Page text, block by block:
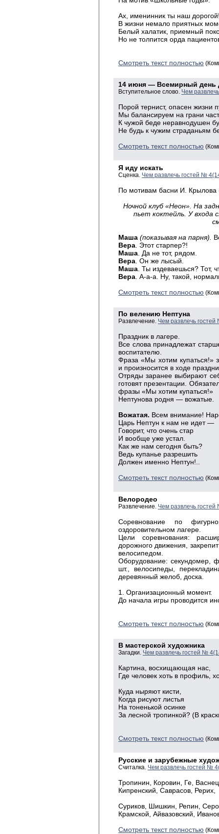
Ах, именинник ты наш
В жизни немало приятных
Белый халатик, приемный
Но не толпится орда
Смотреть текст полностью
14 июня — Всемирный день
Вступительное слово. Чем
Порой тернист, опасен жизни
Мы балансируем на грани
К чужой беде неравнодушен
Не будь к чужим страданьям
Смотреть текст полностью
Я иду искать
Сценка. Чем развлечь гостей №
По мотивам басни И. Крылова
Ночной клуб «Неон». На
пьет коктейль. У входа
Маша (показывая на парня).
Вера . Этот старпер?!
Маша . Да не тот, рядом.
Вера . Он же лысый.
Маша . Ты издеваешься? Тот,
Вера . А-а-а. Ну, такой,
Смотреть текст полностью
По велению Нептуна
Развлечение. Чем развлечь
Праздник в лагере.
Все слова принадлежат
воспитателю.
Фраза «Мы хотим купаться!»
и произносится в ходе
Отряды заранее выбирают
готовят презентации.
фразы «Мы хотим купаться!»
Нептунова родня — вожатые.
Вожатая. Всем внимание!
Царь Нептун к нам не идет —
Говорит, что очень стар
И вообще уже устал.
Как же нам сегодня быть?
Ведь купанье разрешить
Должен именно Нептун!..
Смотреть текст полностью
Велородео
Развлечение. Чем развлечь
Соревнование по
оздоровительном лагере.
Цели соревнования:
дорожного движения,
велосипедом.
Оборудование: секундомер,
шт., велосипеды,
деревянный желоб, доска.
1. Организационный момент.
До начала игры проводится
Смотреть текст полностью
В мастерской художника
Загадки. Чем развлечь гостей №
Картина, восхищающая нас,
Где человек хоть в профиль,
Куда ныряют кисти,
Когда рисуют листья
На тоненькой осинке
За лесной тропинкой? (В
Смотреть текст полностью
Русские и зарубежные
Считалка. Чем развлечь гостей №
Тропинин, Коровин, Ге,
Кипренский, Саврасов, Рерих,
Суриков, Шишкин, Репин,
Крамской, Айвазовский,
Смотреть текст полностью